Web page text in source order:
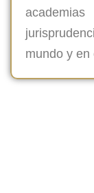
mundo y en